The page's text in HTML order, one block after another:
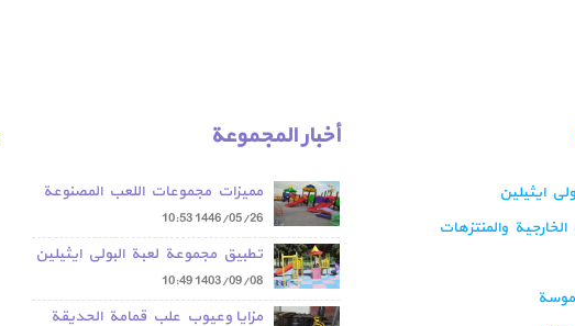
ايثيلين
والمنتزهات
أخبار المجموعة
مميزات مجموعات اللعب المصنوعة
من البولي ايثيلين مقارنة
بمجموعات اللعب المعدنية
1446/05/26
10:53
تطبيق مجموعة لعبة البولي ايثيلين
1403/09/08
10:49
مزايا وعيوب علب قمامة الحديقة